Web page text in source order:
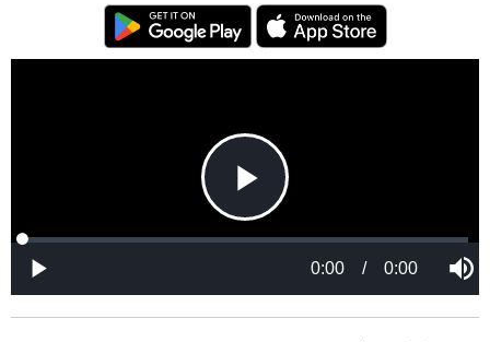
P
l
a
L
d
0
P
e
s
0:00 / 0:00
M
t